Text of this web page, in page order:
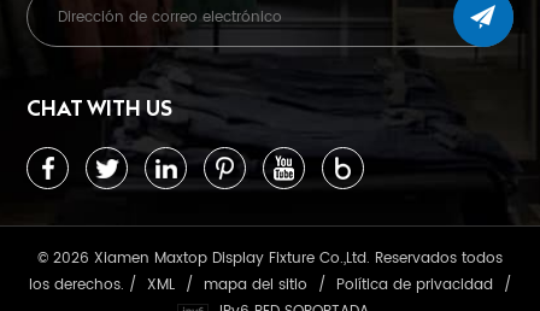
CHAT WITH US
© 2026 Xiamen Maxtop Display Fixture Co.,Ltd. Reservados todos
los derechos. / XML / mapa del sitio / Política de privacidad /